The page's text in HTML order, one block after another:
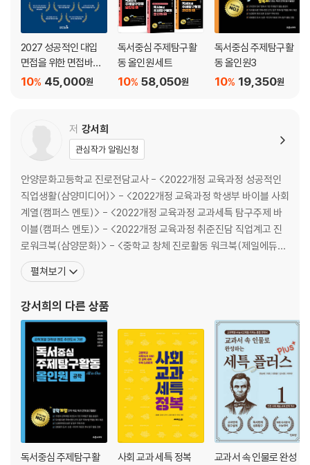
2027 성공적인 대입
면접을 위한 면접바이
블
45,000원
10%
독서중심 주제탐구활
동 올인원 세트
58,050원
10%
독서중심 주제탐구활
동 올인원3
19,350원
10%
저 강서희
관심작가 알림신청
안양문화고등학교 진로전담교사 - <2022개정 교육과정 성공적인
직업생활(삼양미디어)> - <2022개정 교육과정 학생부 바이블 사회
계열(캠퍼스 멘토)> - <2022개정 교육과정 교과세특 탐구주제 바
이블(캠퍼스 멘토)> - <2022개정 교육과정 취준진담 직업계고 진
로워크북(삼양문화)> - <중학교 창체 진로활동 워크북(제일에듀
스)> - <교과세특 추천도서 300> - <교과세특 기재예시 바이블(생
활·교양 교과군_캠퍼스멘토)> - <교과세특 탐구주제 바이블(생활·
015개정 교육과정 교과
펼쳐보기
강서희의 다른 상품
독서중심 주제탐구활
사회 교과 세특 정복
교과서 속 인물로 완성